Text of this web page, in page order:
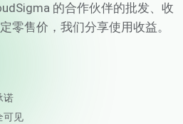
的合作伙伴的批发、收
零售价，我们分享使用收益。
诺
可见